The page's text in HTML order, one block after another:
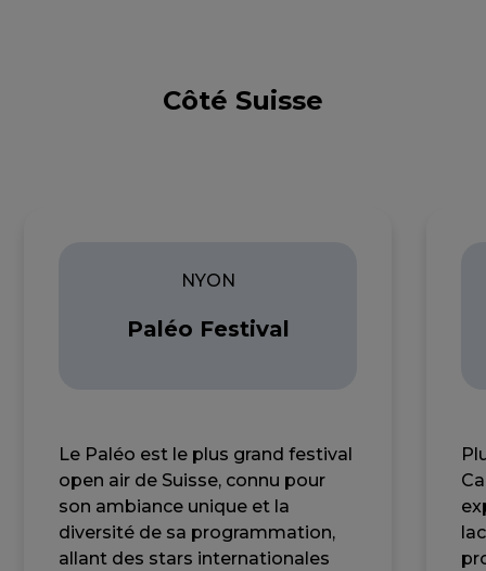
Côté Suisse
NYON
Paléo Festival
Le Paléo est le plus grand festival
open air de Suisse, connu pour
son ambiance unique et la
diversité de sa programmation,
allant des stars internationales